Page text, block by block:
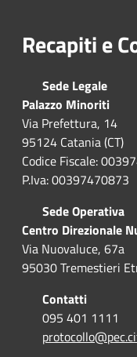
Recapiti e
Sede Legale
Palazzo Minoriti
Via Prefettura, 14
95124 Catania (CT)
Codice Fiscale:
P.Iva: 00397470873
Sede Operativa
Centro Direzionale
Via Nuovaluce, 67a
95030 Tremestieri
Contatti
095 401 1111